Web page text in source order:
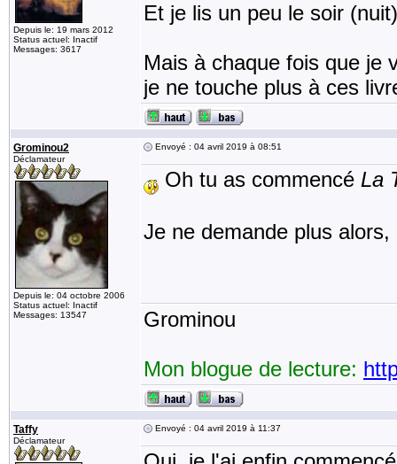
Depuis le: 19 mars 2012
Status actuel: Inactif
Messages: 3617
Et je lis un peu le soir
Mais à chaque fois que je
je ne touche plus à ces
Grominou2
Déclamateur
Depuis le: 04 octobre 2006
Status actuel: Inactif
Messages: 13547
Envoyé : 04 avril 2019 à 08:51
Oh tu as commencé La
Je ne demande plus
Grominou
Mon blogue de lecture:
Taffy
Déclamateur
Envoyé : 04 avril 2019 à 11:37